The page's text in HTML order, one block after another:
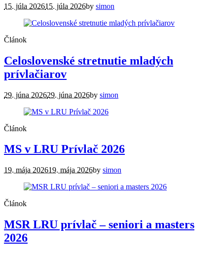
15. júla 202615. júla 2026by simon
Článok
Celoslovenské stretnutie mladých
prívlačiarov
29. júna 202629. júna 2026by simon
Článok
MS v LRU Prívlač 2026
19. mája 202619. mája 2026by simon
Článok
MSR LRU prívlač – seniori a masters
2026